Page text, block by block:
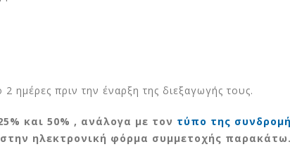
ημέρες πριν την έναρξη της διεξαγωγής τους.
και 50% , ανάλογα με τον τύπο της
ηλεκτρονική φόρμα συμμετοχής παρακάτω.
Γενική Συνέλευση
20 Ιουνίου 2026
16 Ιουλίου 2026
Στη Ρόδο η 2η
Σύνοδος